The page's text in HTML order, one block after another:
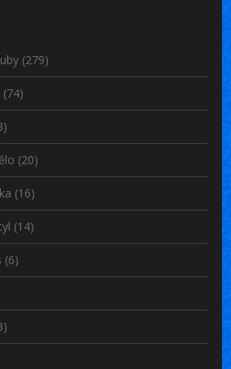
(279)
(74)
(20)
(16)
(14)
(6)